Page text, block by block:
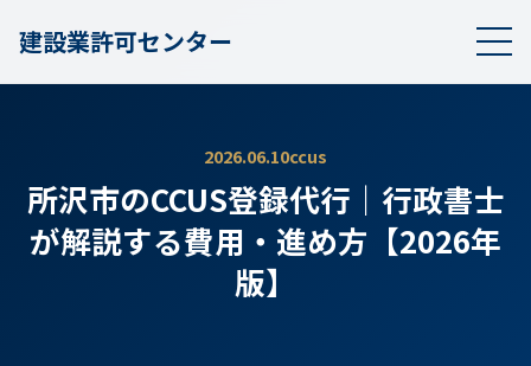
建設業許可センター
2026.06.10ccus
所沢市のCCUS登録代行｜行政書士
が解説する費用・進め方【2026年
版】